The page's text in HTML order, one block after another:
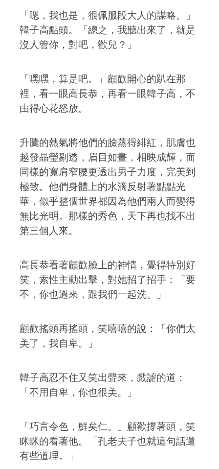
「嗯，我也是，很佩服段大人的謀略。」
韓子高點頭。「總之，我聽出來了，就是
沒人管你，對吧，歡兒？」
「嘿嘿，算是吧。」顧歡開心的趴在那
裡，看一眼高長恭，再看一眼韓子高，不
由得心花怒放。
升騰的熱氣將他們的臉蒸得緋紅，肌膚也
越發晶瑩剔透，眉目如畫，相映成輝，而
同樣的寬肩窄腰更透出男子力度，完美到
極致。他們身體上的水滴反射著點點光
華，似乎整個世界都因為他們兩人而變得
無比光明。那樣的秀色，天下再也找不出
第三個人來。
高長恭看著顧歡臉上的神情，覺得特別好
笑，索性主動出擊，對她招了招手：「要
不，你也過來，跟我們一起洗。」
顧歡搖頭再搖頭，笑嘻嘻的說：「你們太
美了，我自卑。」
韓子高忍不住又笑出聲來，戲謔的道：
「不用自卑，你也很美。」
「巧言令色，鮮矣仁。」顧歡撐著頭，笑
眯眯的看著他。「孔老夫子也就這句話還
有些道理。」